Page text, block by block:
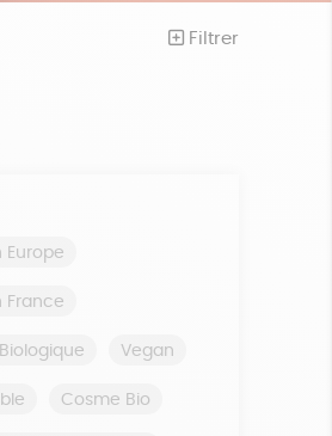
Filtrer
Europe
France
Vegan
Cosme Bio